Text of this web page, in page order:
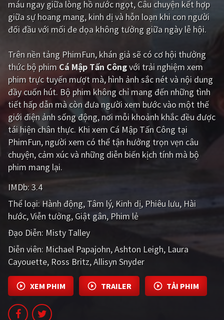
Giật gân Gia đình
Viễn Tây Tiểu sử
GameShow DramaTV
QUỐC GIA
Âu - Mỹ Trung Quốc - Hồng Kông
Hàn Quốc Nhật Bản
Ấn Độ
Tổng hợp
CẬP NHẬT
PHIM MỚI
PHIM BỘ
PHIM CHIẾU RẠP
TUYỂN TẬP PHIM
máu ngay giữa lòng hồ nước ngọt, Câu chuyện kết hợp
giữa sự hoang mang, kinh dị và hỗn loạn khi con người
đối đầu với mối đe dọa không tưởng giữa ngày lễ hội.
Trên nền tảng PhimFun, khán giả sẽ có cơ hội thưởng
thức bộ phim Cá Mập Tấn Côngvới trải nghiệm xem
phim trực tuyến mượt mà, hình ảnh sắc nét và nội dung
đầy cuốn hút. Bộ phim không chỉ mang đến những tình
tiết hấp dẫn mà còn đưa người xem bước vào một thế
giới điện ảnh sống động, nơi mỗi khoảnh khắc đều được
tái hiện chân thực. Khi xem Cá Mập Tấn Công tại
PhimFun, người xem có thể tận hưởng trọn vẹn câu
chuyện, cảm xúc và những diễn biến kịch tính mà bộ
phim mang lại.
IMDb:3.4
Thể loại: Hành động Tâm lý Kinh dị Phiêu lưu Hài
hước Viễn tưởng Giật gân Phim lẻ
Đạo Diễn: Misty Talley
Diễn viên: Michael Papajohn Ashton Leigh Laura
Cayouette Ross Britz Allisyn Snyder
XEM PHIM TRAILER TẢI PHIM